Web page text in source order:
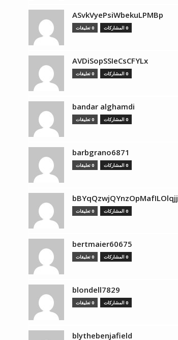
ASvkVyePsiWbekuLPMBp
0 المشاركات 0 تعليقات
AVDiSopSSIeCsCFYLx
0 المشاركات 0 تعليقات
bandar alghamdi
0 المشاركات 0 تعليقات
barbgrano6871
0 المشاركات 0 تعليقات
bBYqQzwjQYnzOpMafILOlqjj
0 المشاركات 0 تعليقات
bertmaier60675
0 المشاركات 0 تعليقات
blondell7829
0 المشاركات 0 تعليقات
blythebenjafield